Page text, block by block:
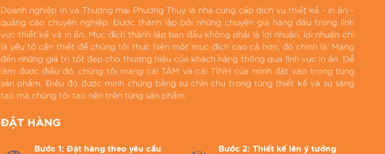
Doanh nghiệp In và Thương mại Phương Thúy là nhà cung cấp dịch vụ thiết kế - in ấn –
quảng cáo chuyên nghiệp. Được thành lập bởi những chuyên gia hàng đầu trong lĩnh
vực thiết kế và in ấn. Mục đích thành lập ban đầu không phải là lợi nhuận, lợi nhuận chỉ
là yếu tố cần thiết để chúng tôi thực hiện một mục đích cao cả hơn, đó chính là: Mang
đến những giá trị tốt đẹp cho thương hiệu của khách hàng thông qua lĩnh vực in ấn. Để
làm được điều đó, chúng tôi mang cái TÂM và cái TÌNH của mình đặt vào trong từng
sản phẩm. Điều đó được minh chứng bằng sự chỉn chu trong từng thiết kế và sự sáng
tạo mà chúng tôi tạo nên trên từng sản phẩm.
ĐẶT HÀNG
Bước 1: Đặt hàng theo yêu cầu Bước 2: Thiết kế lên ý tưởng